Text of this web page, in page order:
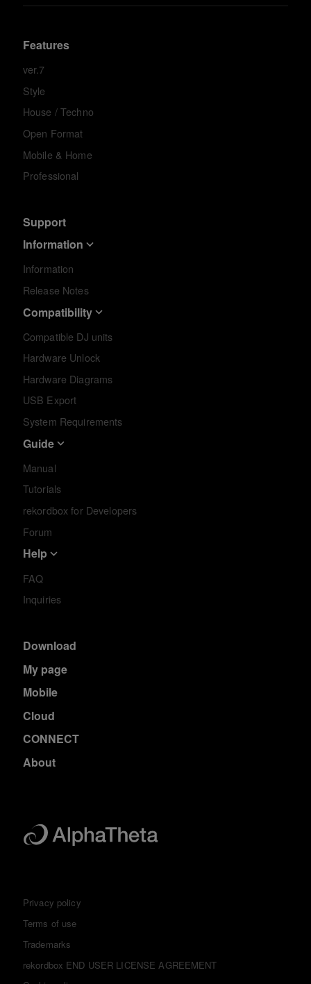
Features
ver.7
Style
House / Techno
Open Format
Mobile & Home
Professional
Support
Information
Information
Release Notes
Compatibility
Compatible DJ units
Hardware Unlock
Hardware Diagrams
USB Export
System Requirements
Guide
Manual
Tutorials
rekordbox for Developers
Forum
Help
FAQ
Inquiries
Download
My page
Mobile
Cloud
CONNECT
About
Privacy policy
Terms of use
Trademarks
rekordbox END USER LICENSE AGREEMENT